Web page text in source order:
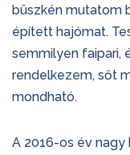
büszkén mutatom
épített hajómat.
semmilyen faipari,
rendelkezem, sőt
mondható.
A 2016-os év